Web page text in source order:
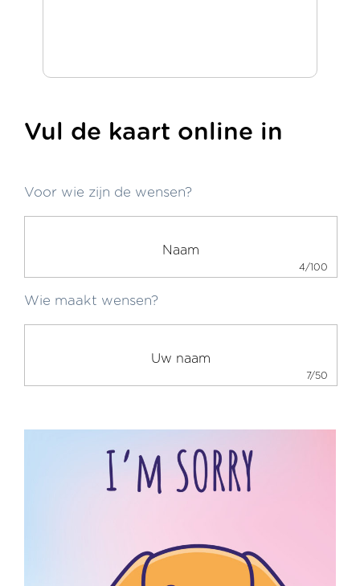
Vul de kaart online in
Voor wie zijn de wensen?
4/100
Wie maakt wensen?
7/50